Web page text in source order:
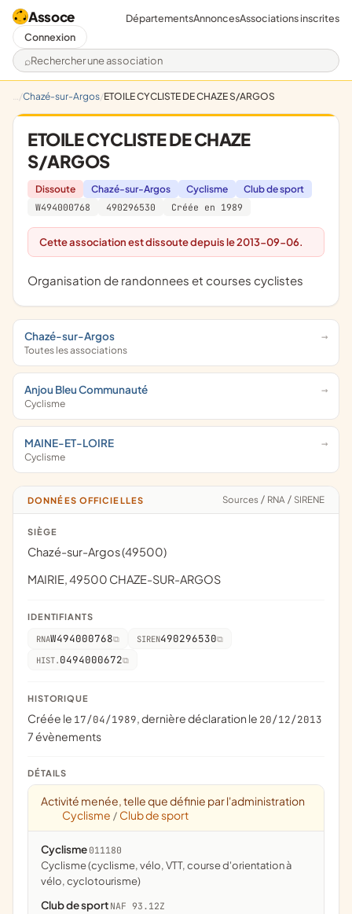
Assoce
Rechercher une association
DépartementsAnnoncesAssociations inscrites
Connexion
Chazé-sur-Argos ETOILE CYCLISTE DE CHAZE S/ARGOS
ETOILE CYCLISTE DE CHAZE
S/ARGOS
Dissoute Chazé-sur-Argos Cyclisme
Club de sport
W494000768
490296530 Créée en 1989
Cette association est dissoute depuis le 2013-09-06.
organisation de randonnees et courses cyclistes
Chazé-sur-Argos
Toutes les associations
Anjou Bleu Communauté
Cyclisme
MAINE-ET-LOIRE
Cyclisme
DONNÉES OFFICIELLES Sources / RNA / SIRENE
SIÈGE
Chazé-sur-Argos (49500)
MAIRIE, 49500 CHAZE-SUR-ARGOS
IDENTIFIANTS
RNAW494000768 SIREN490296530
HIST. 0494000672
HISTORIQUE
Créée le 17/04/1989, dernière déclaration le 20/12/2013
7 évènements
DÉTAILS
Activité menée, telle que définie par l'administration
Cyclisme / Club de sport
Cyclisme 011180
Cyclisme (cyclisme, vélo, VTT, course d'orientation à
vélo, cyclotourisme)
Club de sport NAF 93.12Z